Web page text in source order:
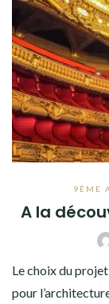
9ÈME
A la
Le choix du
pour